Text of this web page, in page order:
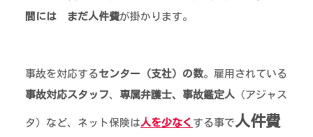
間には まだ人件費が掛かります。
事故を対応するセンター（支社）の数。雇用されている
事故対応スタッフ、 専属弁護士、事故鑑定人 （アジャス
タ）など、ネット保険は人を少なく する事で 人件費